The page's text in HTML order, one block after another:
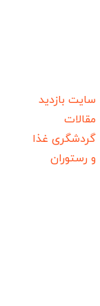
سایت بازدید
مقالات
گردشگری غذا
و رستوران